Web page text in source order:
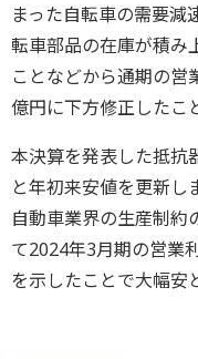
まった自転車の需要減
転車部品の在庫が積み
ことなどから通期の
億円に下方修正したこ
本決算を発表した抵抗
と年初来安値を更新し
自動車業界の生産制約
て2024年3月期の営業
を示したことで大幅安